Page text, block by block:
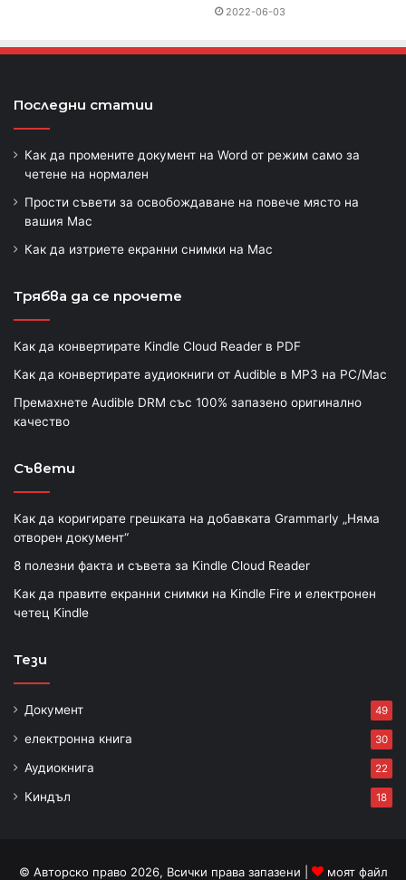
2022-06-03
Последни статии
Как да промените документ на Word от режим само за
четене на нормален
Прости съвети за освобождаване на повече място на
вашия Mac
Как да изтриете екранни снимки на Mac
Трябва да се прочете
Как да конвертирате Kindle Cloud Reader в PDF
Как да конвертирате аудиокниги от Audible в MP3 на PC/Mac
Премахнете Audible DRM със 100% запазено оригинално
качество
Съвети
Как да коригирате грешката на добавката Grammarly „Няма
отворен документ“
8 полезни факта и съвета за Kindle Cloud Reader
Как да правите екранни снимки на Kindle Fire и електронен
четец Kindle
Тези
Документ 49
електронна книга 30
Аудиокнига 22
Киндъл 18
© Авторско право 2026, Всички права запазени | моят файл